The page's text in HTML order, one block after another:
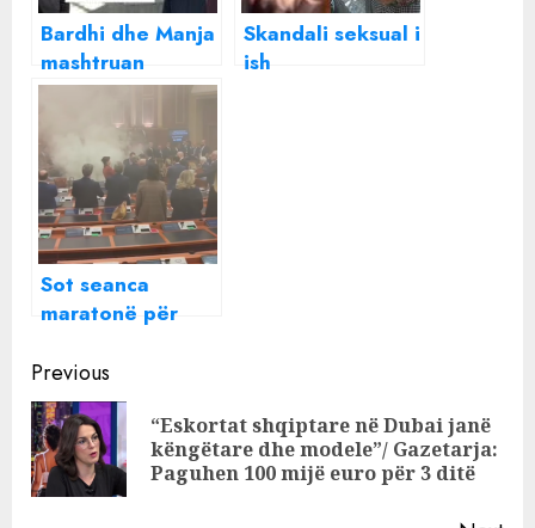
Bardhi dhe Manja
mashtruan
ambasadën
amerikane dhe
atë të BE, si
përfituan zyrtarët
e dënuar nga
Amnistia Penale
Skandali seksual i
ish
Sot seanca
maratonë për
Rithemelimi: Do
të kemi aksionin
më të fuqishëm
Continue
Reading
Previous
“Eskortat shqiptare në Dubai janë
këngëtare dhe modele”/ Gazetarja:
Paguhen 100 mijë euro për 3 ditë